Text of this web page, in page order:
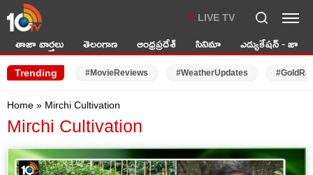
LIVE TV
తాజా వార్తలు తెలంగాణ ఆంధ్రప్రదేశ్ సినిమా ఎడ్యుకేషన్ - జాబ్స్
Trending #MovieReviews #WeatherUpdates
Home » Mirchi Cultivation
Mirchi Cultivation